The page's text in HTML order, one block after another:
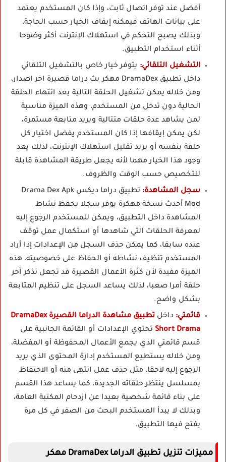
أفضل عند توفر اتصال ثابت، وإذا كان المستخدم يعتمد
على بيانات الهاتف فيمكنه إيقاف الخيار حسب الحاجة،
وبذلك يصبح التحكم في استهلاك الإنترنت أكثر وضوحا
أثناء استخدام التطبيق.
التشغيل التلقائي: يتوفر خيار خاص بالتشغيل التلقائي
داخل تطبيق DramaDex مهكر بث دراما قصيرة اخر اصدار،
ومن خلاله يمكن تشغيل الحلقة التالية بعد انتهاء الحلقة
الحالية دون تدخل من المستخدم، وهذه الميزة مناسبة
لمن يشاهد عدة حلقات متتالية ويريد متابعة مستمرة،
لكن يمكن إيقافها إذا كان المستخدم يفضل اختيار كل
حلقة بنفسه أو يريد تقليل استهلاك الإنترنت، لذلك يعد
وجود هذا الخيار مهما لأنه يجعل طريقة المشاهدة قابلة
للتخصيص حسب الوقت والظروف.
سجل المشاهدة:
تطبيق دراما ديكس Drama Dex Apk
Mod أحدث نسخة مهكرة يوفر سجلا يحفظ نشاط
المشاهدة داخل التطبيق، ويمكن للمستخدم الرجوع إليه
لمعرفة الحلقات التي شاهدها أو استكمال عمل توقف
عنده سابقا، كما يمكن حذف السجل من الإعدادات إذا أراد
المستخدم تنظيف نشاطه أو الحفاظ على خصوصيته، هذه
الميزة مفيدة لأن كثرة الأعمال القصيرة قد تجعل تذكر آخر
حلقة أمرا صعبا، لذلك يساعد السجل على تنظيم المتابعة
بشكل واضح.
قائمتي: داخل
تطبيق مشاهدة الدراما القصيرة DramaDex
Short Drama تحتوي الإعدادات أو القائمة الجانبية على
قسم قائمتي الذي يجمع الأعمال المحفوظة أو المفضلة،
ومن خلاله يستطيع المستخدم إدارة المحتوى الذي يريد
الرجوع إليه لاحقا، مثل حذف عمل انتهى منه أو الاحتفاظ
بمسلسل ينتظر حلقاته الجديدة، كما يساعد هذا القسم
على بناء قائمة شخصية بعيدا عن ازدحام المكتبة العامة،
وبذلك لا يبدأ المستخدم البحث من الصفر في كل مرة
يفتح فيها التطبيق.
مميزات تنزيل تطبيق الدراما DramaDex مهكر